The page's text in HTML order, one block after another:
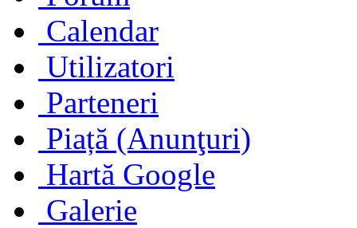
Calendar
Utilizatori
Parteneri
Piață (Anunţuri)
Hartă Google
Galerie